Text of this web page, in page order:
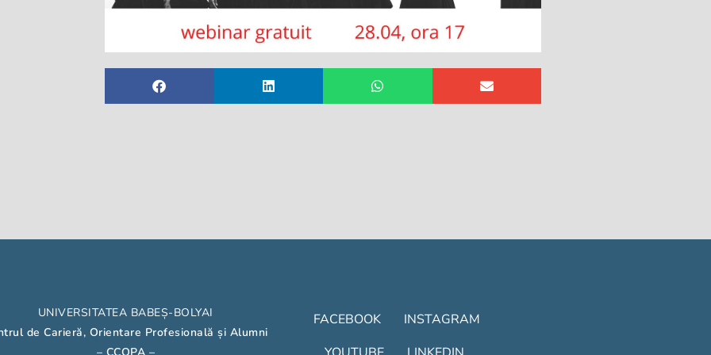
UNIVERSITATEA BABEȘ-BOLYAI
de Carieră, Orientare Profesională și Alumni
– CCOPA –
FACEBOOK
INSTAGRAM